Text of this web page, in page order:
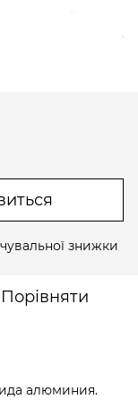
знижки
Порівняти
алюминия.